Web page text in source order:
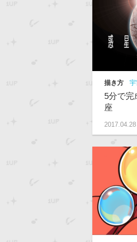
描き方
5分で完
座
2017.04.28